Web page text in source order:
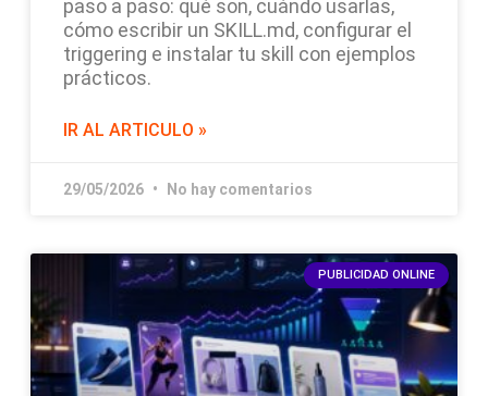
paso a paso: qué son, cuándo usarlas,
cómo escribir un SKILL.md, configurar el
triggering e instalar tu skill con ejemplos
prácticos.
IR AL ARTICULO »
29/05/2026 No hay comentarios
PUBLICIDAD ONLINE